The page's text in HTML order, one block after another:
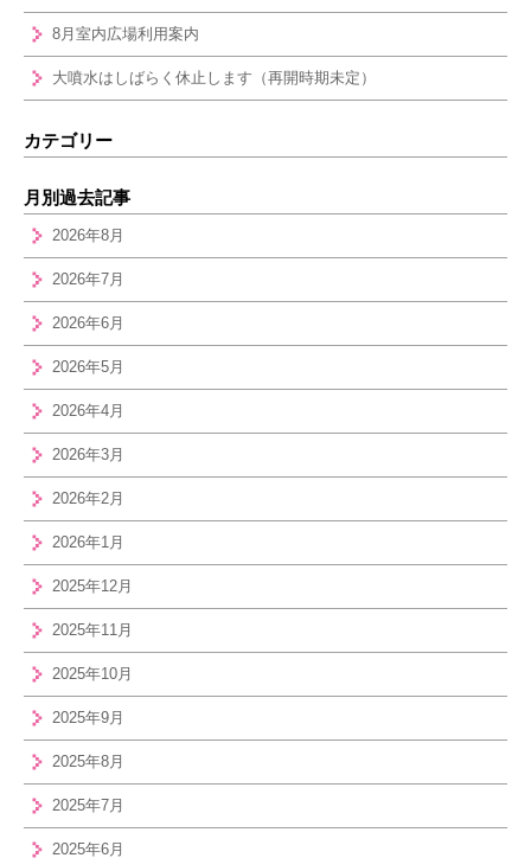
8月室内広場利用案内
大噴水はしばらく休止します（再開時期未定）
カテゴリー
月別過去記事
2026年8月
2026年7月
2026年6月
2026年5月
2026年4月
2026年3月
2026年2月
2026年1月
2025年12月
2025年11月
2025年10月
2025年9月
2025年8月
2025年7月
2025年6月